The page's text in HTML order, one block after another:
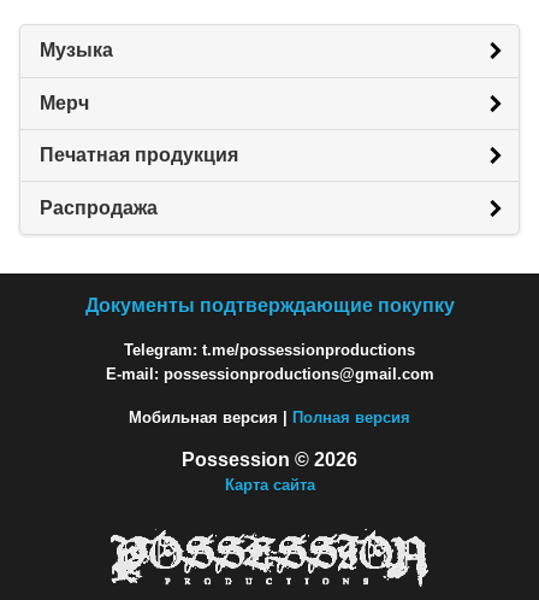
Музыка
Мерч
Печатная продукция
Распродажа
Документы подтверждающие покупку
Telegram: t.me/possessionproductions
E-mail: possessionproductions@gmail.com
Мобильная версия | Полная версия
Possession © 2026
Карта сайта